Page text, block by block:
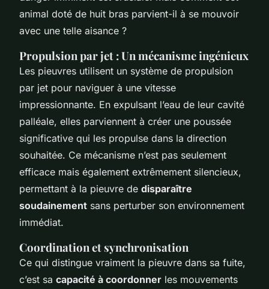
animal doté de huit bras parvient-il à se mouvoir
avec une telle aisance ?
Propulsion par jet : Un mécanisme ingénieux
Les pieuvres utilisent un système de propulsion
par jet pour naviguer à une vitesse
impressionnante. En expulsant l’eau de leur cavité
palléale, elles parviennent à créer une poussée
significative qui les propulse dans la direction
souhaitée. Ce mécanisme n’est pas seulement
efficace mais également extrêmement silencieux,
permettant à la pieuvre de disparaître
soudainement sans perturber son environnement
immédiat.
Coordination et synchronisation
Ce qui distingue vraiment la pieuvre dans sa fuite,
c’est sa capacité à coordonner les mouvements